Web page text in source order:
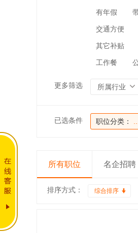
有年假
交通方便
其它补贴
工作餐
更多筛选 所属行业
已选条件 职位分类：
所有职位 名企招聘
排序方式： 综合排序